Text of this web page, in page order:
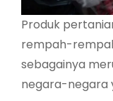
Produk
rempah-
sebagainya
negara-negara